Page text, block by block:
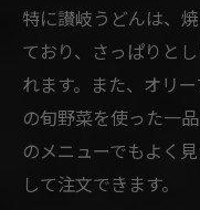
特に讃岐うどんは、
ており、さっぱりと
れます。また、オリ
の旬野菜を使った一
のメニューでもよく
して注文できます。